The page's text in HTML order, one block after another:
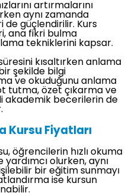
artırmalarını
aynı zamanda
de güçlendirilir. Kurs
ana fikri bulma
tekniklerini kapsar.
kısaltırken anlama
şekilde bilgi
ve okuduğunu anlama
tutma, özet çıkarma ve
akademik becerilerin de
Kursu Fiyatları
öğrencilerin hızlı okuma
olurken, aynı
bir eğitim sunmayı
ise kursun